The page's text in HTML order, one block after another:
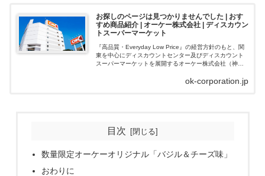
お探しのページは見つかりませんでした | おす
すめ商品紹介 | オーケー株式会社 | ディスカウン
トスーパーマーケット
『高品質・Everyday Low Price』の経営方針のもと、関
東を中心にディスカウントセンター及びディスカウント
スーパーマーケットを展開するオーケー株式会社（神奈
ok-corporation.jp
目次
数量限定オーケーオリジナル「バジル＆チーズ味」
おわりに